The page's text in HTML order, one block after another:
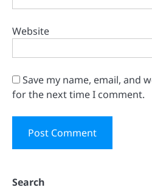
Website
Save my name, email, and
for the next time I comment.
Search